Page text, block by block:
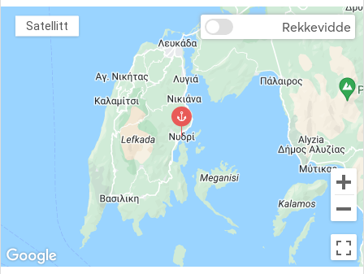
Speargun Fendere
Veiledninger og kart
Håndholdte
brannslukkere
Redningsvester Navigasjonssystem
Elektriske vinsjer
Rekkevidde
Satellitt